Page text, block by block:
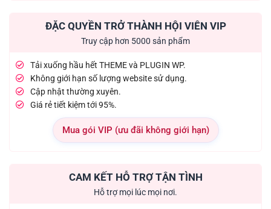
ĐẶC QUYỀN TRỞ THÀNH HỘI VIÊN VIP
Truy cập hơn 5000 sản phẩm
Tải xuống hầu hết THEME và PLUGIN WP.
Không giới hạn số lượng website sử dụng.
Cập nhật thường xuyên.
Giá rẻ tiết kiệm tới 95%.
Mua gói VIP (ưu đãi không giới hạn)
CAM KẾT HỖ TRỢ TẬN TÌNH
Hỗ trợ mọi lúc mọi nơi.